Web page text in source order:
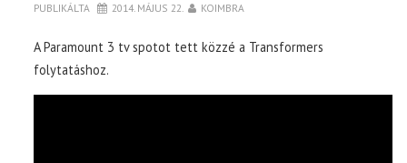
PUBLIKÁLTA 2014. MÁJUS 22. KOIMBRA
A Paramount 3 tv spotot tett közzé a Transformers
folytatáshoz.